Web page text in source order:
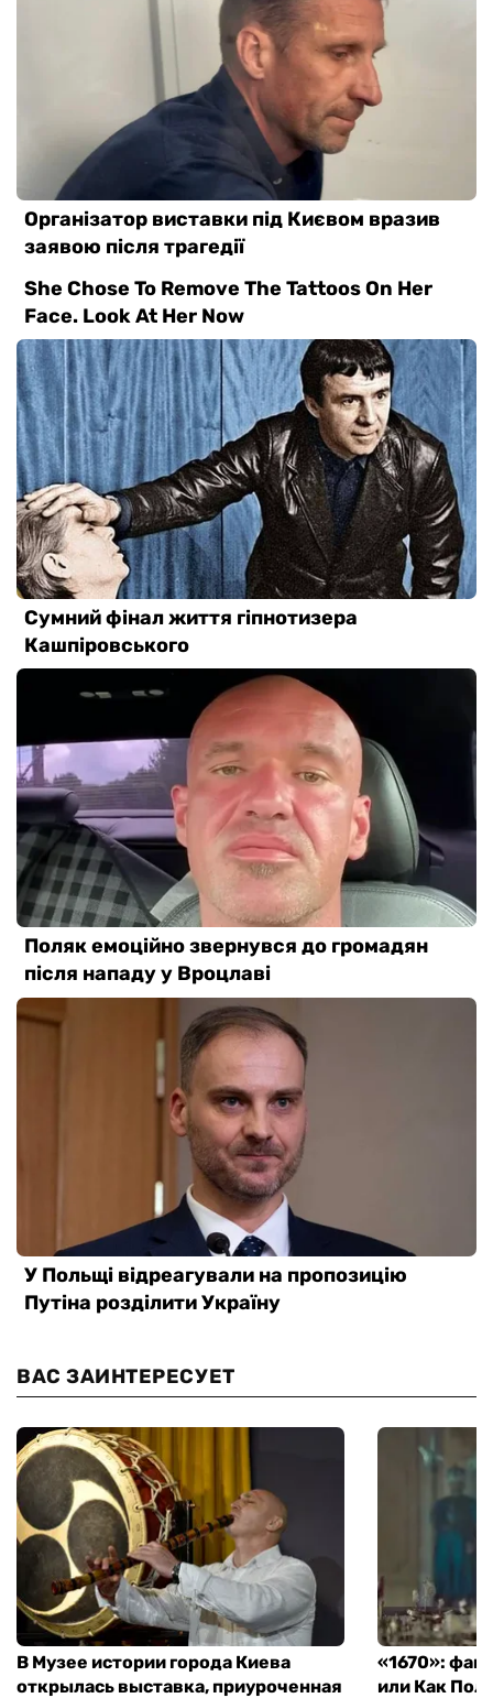
ВАС ЗАИНТЕРЕСУЕТ
В Музее истории города Киева
открылась выставка, приуроченная
«1670»:
или Как